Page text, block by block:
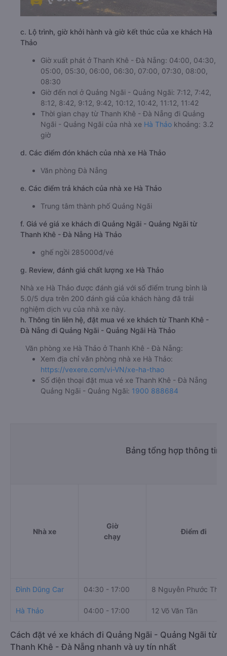
c. Lộ trình, giờ khởi hành và giờ kết thúc của xe khách Hà
Thảo
Giờ xuất phát ở Thanh Khê - Đà Nẵng: 04:00, 04:30,
05:00, 05:30, 06:00, 06:30, 07:00, 07:30, 08:00,
08:30
Giờ đến nơi ở Quảng Ngãi - Quảng Ngãi: 7:12, 7:42,
8:12, 8:42, 9:12, 9:42, 10:12, 10:42, 11:12, 11:42
Thời gian chạy từ Thanh Khê - Đà Nẵng đi Quảng
Ngãi - Quảng Ngãi của nhà xe Hà Thảo khoảng: 3.2
giờ
d. Các điểm đón khách của nhà xe Hà Thảo
Văn phòng Đà Nẵng
e. Các điểm trả khách của nhà xe Hà Thảo
Trung tâm thành phố Quảng Ngãi
f. Giá vé giá xe khách đi Quảng Ngãi - Quảng Ngãi từ
Thanh Khê - Đà Nẵng Hà Thảo
ghế ngồi 285000đ/vé
g. Review, đánh giá chất lượng xe Hà Thảo
Nhà xe Hà Thảo được đánh giá với số điểm trung bình là
5.0/5 dựa trên 200 đánh giá của khách hàng đã trải
nghiệm dịch vụ của nhà xe này.
h. Thông tin liên hệ, đặt mua vé xe khách từ Thanh Khê -
Đà Nẵng đi Quảng Ngãi - Quảng Ngãi Hà Thảo
Văn phòng xe Hà Thảo ở Thanh Khê - Đà Nẵng:
Xem địa chỉ văn phòng nhà xe Hà Thảo:
https://vexere.com/vi-VN/xe-ha-thao
Số điện thoại đặt mua vé xe Thanh Khê - Đà Nẵng
Quảng Ngãi - Quảng Ngãi: 1900 888684
Bảng tổng hợp thông tin
Nhà xe
Giờ
chạy
Điểm đi
Đình Dũng Car 04:30 - 17:00 8 Nguyễn Phước Thái
Hà Thảo 04:00 - 17:00 12 Võ Văn Tần
Cách đặt vé xe khách đi Quảng Ngãi - Quảng Ngãi từ
Thanh Khê - Đà Nẵng nhanh và uy tín nhất